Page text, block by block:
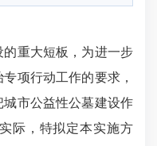
重大短板，为进一步
项行动工作的要求，
市公益性公墓建设作
际，特拟定本实施方